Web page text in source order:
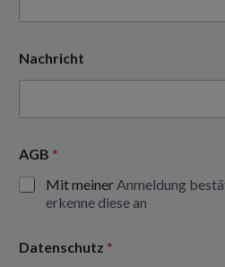
Nachricht
AGB *
Mit meinerAnmeldung
erkenne diese an
Datenschutz *